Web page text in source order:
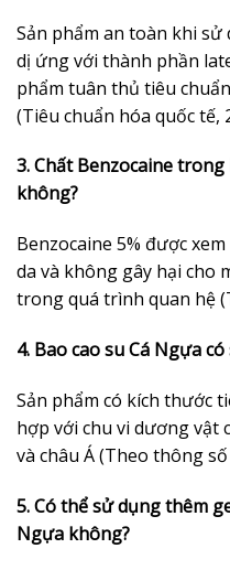
Sản phẩm an toàn khi
dị ứng với thành phần
phẩm tuân thủ tiêu
(Tiêu chuẩn hóa quốc tế,
3. Chất Benzocaine
không?
Benzocaine 5% được
da và không gây hại cho
trong quá trình quan hệ
4. Bao cao su Cá Ngựa
Sản phẩm có kích thước
hợp với chu vi dương vật
và châu Á (Theo thông
5. Có thể sử dụng thêm
Ngựa không?